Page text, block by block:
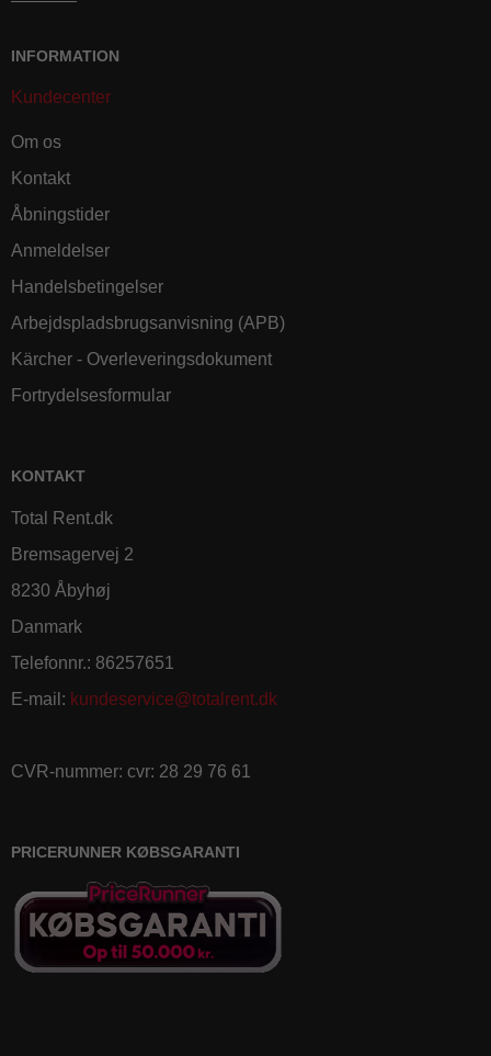
INFORMATION
Kundecenter
Om os
Kontakt
Åbningstider
Anmeldelser
Handelsbetingelser
Arbejdspladsbrugsanvisning (APB)
Kärcher - Overleveringsdokument
Fortrydelsesformular
KONTAKT
Total Rent.dk
Bremsagervej 2
8230 Åbyhøj
Danmark
Telefonnr.: 86257651
E-mail : kundeservice@totalrent.dk
CVR-nummer: cvr: 28 29 76 61
PRICERUNNER KØBSGARANTI